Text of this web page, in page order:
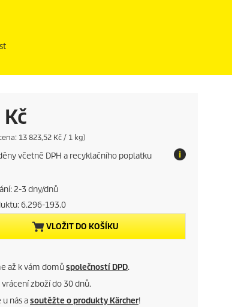
13 823,52 Kč / 1 kg)
včetně DPH a recyklačního poplatku
2-3 dny/dnů
6.296-193.0
VLOŽIT DO KOŠÍKU
až k vám domůspolečností DPD.
vrácení zboží do 30 dnů.
u nás asoutěžte o produkty Kärcher!